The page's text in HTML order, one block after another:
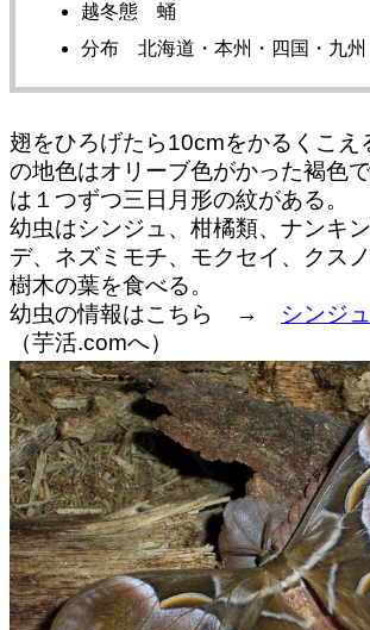
越冬態 蛹
分布 北海道・本州・四国・九州
翅をひろげたら10cmをかるくこえ
の地色はオリーブ色がかった褐色
は１つずつ三日月形の紋がある。
幼虫はシンジュ、柑橘類、ナンキ
デ、ネズミモチ、モクセイ、クス
樹木の葉を食べる。
幼虫の情報はこちら → シンジ
（芋活.comへ）